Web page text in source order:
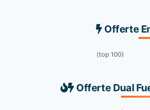
Offerte
(top 100)
Offerte Dual